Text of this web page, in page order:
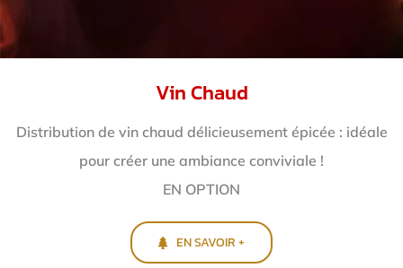
Vin Chaud
Distribution de vin chaud délicieusement épicée : idéale
pour créer une ambiance conviviale !
EN OPTION
EN SAVOIR +